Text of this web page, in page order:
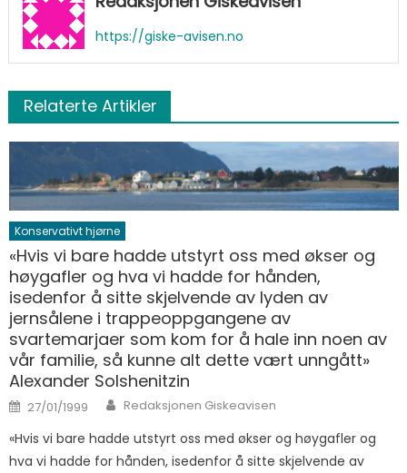
https://giske-avisen.no
Relaterte Artikler
Konservativt hjørne
«Hvis vi bare hadde utstyrt oss med økser og
høygafler og hva vi hadde for hånden,
isedenfor å sitte skjelvende av lyden av
jernsålene i trappeoppgangene av
svartemarjaer som kom for å hale inn noen av
vår familie, så kunne alt dette vært unngått»
Alexander Solshenitzin
Posted on
27/01/1999 Author
Redaksjonen Giskeavisen
«Hvis vi bare hadde utstyrt oss med økser og høygafler og
hva vi hadde for hånden, isedenfor å sitte skjelvende av